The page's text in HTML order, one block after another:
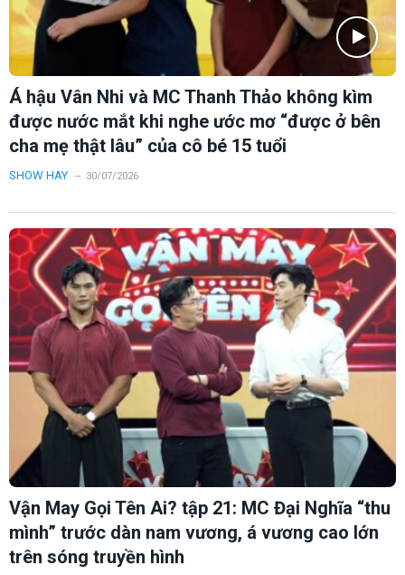
Á hậu Vân Nhi và MC Thanh Thảo không kìm
được nước mắt khi nghe ước mơ “được ở bên
cha mẹ thật lâu” của cô bé 15 tuổi
SHOW HAY 30/07/2026
Vận May Gọi Tên Ai? tập 21: MC Đại Nghĩa “thu
mình” trước dàn nam vương, á vương cao lớn
trên sóng truyền hình